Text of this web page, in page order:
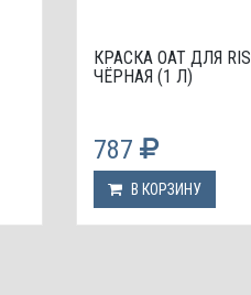
КРАСКА OAT ДЛЯ
ЧЁРНАЯ (1 Л)
787
В КОРЗИНУ